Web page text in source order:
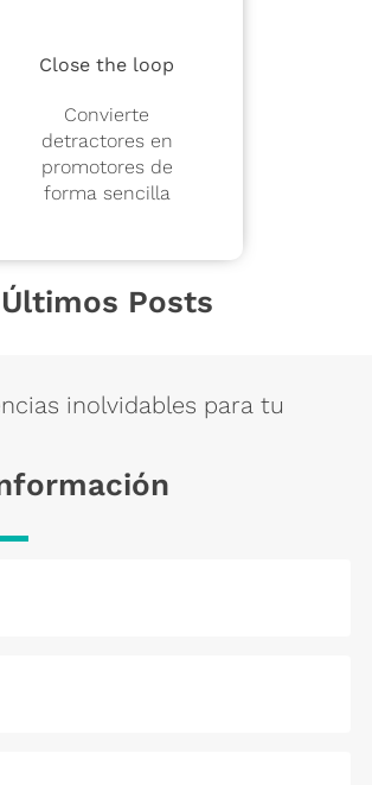
Close the loop
Convierte
detractores en
promotores de
forma sencilla
Últimos Posts
inolvidables para tu